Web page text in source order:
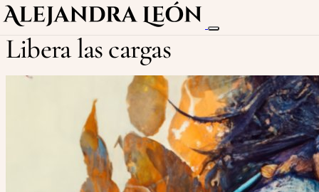
Libera las cargas